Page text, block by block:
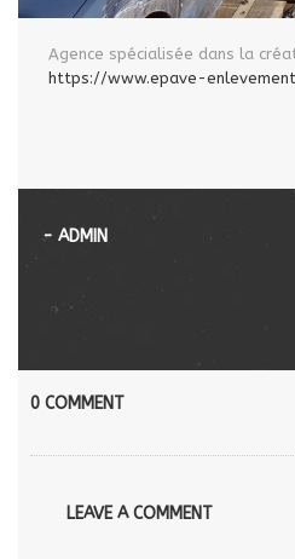
Agence spécialisée dans la
https://www.epave-
- ADMIN
0 COMMENT
LEAVE A COMMENT